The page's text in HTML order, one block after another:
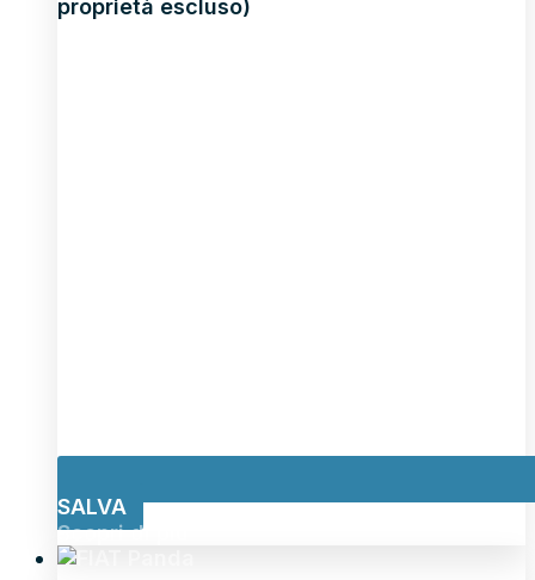
proprietà escluso)
SALVA
Scopri di più